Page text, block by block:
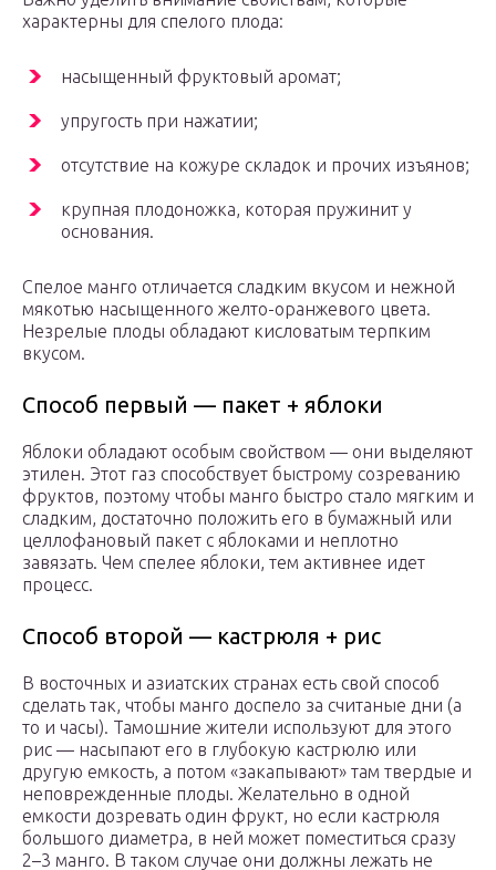
характерны для спелого плода:
насыщенный фруктовый аромат;
упругость при нажатии;
отсутствие на кожуре складок и прочих изъянов;
крупная плодоножка, которая пружинит у
основания.
Спелое манго отличается сладким вкусом и нежной
мякотью насыщенного желто-оранжевого цвета.
Незрелые плоды обладают кисловатым терпким
вкусом.
Способ первый — пакет + яблоки
Яблоки обладают особым свойством — они выделяют
этилен. Этот газ способствует быстрому созреванию
фруктов, поэтому чтобы манго быстро стало мягким и
сладким, достаточно положить его в бумажный или
целлофановый пакет с яблоками и неплотно
завязать. Чем спелее яблоки, тем активнее идет
процесс.
Способ второй — кастрюля + рис
В восточных и азиатских странах есть свой способ
сделать так, чтобы манго доспело за считаные дни (а
то и часы). Тамошние жители используют для этого
рис — насыпают его в глубокую кастрюлю или
другую емкость, а потом «закапывают» там твердые и
неповрежденные плоды. Желательно в одной
емкости дозревать один фрукт, но если кастрюля
большого диаметра, в ней может поместиться сразу
2–3 манго. В таком случае они должны лежать не